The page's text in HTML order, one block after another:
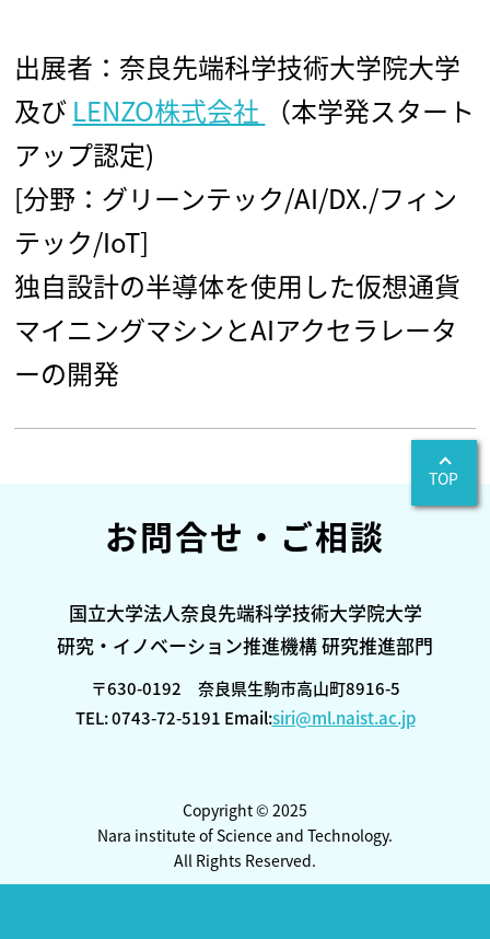
出展者：奈良先端科学技術大学院大学
及び LENZO株式会社
（本学発スタート
アップ認定)
[分野：グリーンテック/AI/DX./フィン
テック/IoT]
独自設計の半導体を使用した仮想通貨
マイニングマシンとAIアクセラレータ
ーの開発
お問合せ・ご相談
国立大学法人奈良先端科学技術大学院大学
研究・イノベーション推進機構 研究推進部門
〒630-0192 奈良県生駒市高山町8916-5
TEL: 0743-72-5191 Email:siri@ml.naist.ac.jp
Copyright © 2025
Nara institute of Science and Technology.
All Rights Reserved.
TOP